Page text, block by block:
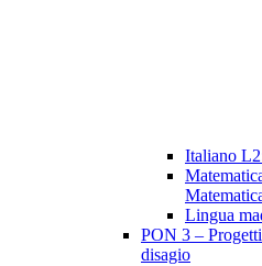
Italiano
Lingua
PON 3 –
disagio